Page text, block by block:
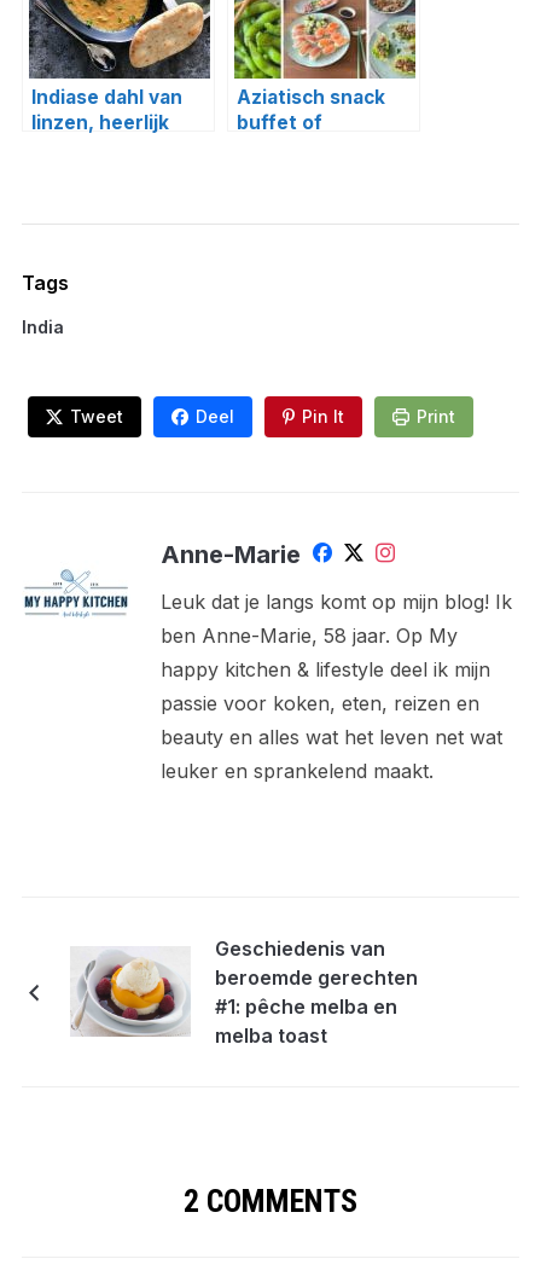
Indiase dahl van
linzen, heerlijk
Aziatisch snack
buffet of
Tags
India
Tweet Deel Pin It Print
Anne-Marie
Leuk dat je langs komt op mijn blog! Ik
ben Anne-Marie, 58 jaar. Op My
happy kitchen & lifestyle deel ik mijn
passie voor koken, eten, reizen en
beauty en alles wat het leven net wat
leuker en sprankelend maakt.
Geschiedenis van
beroemde gerechten
#1: pêche melba en
melba toast
2 COMMENTS